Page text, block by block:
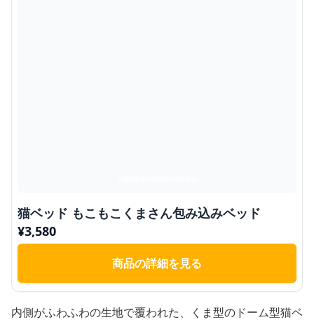
猫ベッド もこもこくまさん包み込みベッド
¥3,580
商品の詳細を見る
内側がふわふわの生地で覆われた、くま型のドーム型猫ベ